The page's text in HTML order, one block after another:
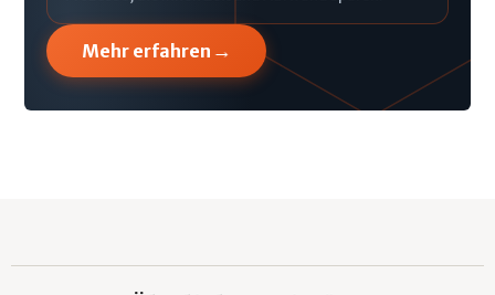
Mehr erfahren →